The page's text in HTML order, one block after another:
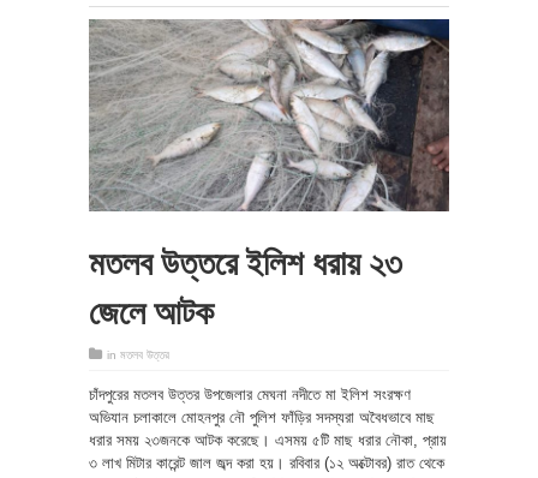
মতলব উত্তরে ইলিশ ধরায় ২৩
জেলে আটক
in মতলব উত্তর
চাঁদপুরের মতলব উত্তর উপজেলার মেঘনা নদীতে মা ইলিশ সংরক্ষণ
অভিযান চলাকালে মোহনপুর নৌ পুলিশ ফাঁড়ির সদস্যরা অবৈধভাবে মাছ
ধরার সময় ২৩জনকে আটক করেছে। এসময় ৫টি মাছ ধরার নৌকা, প্রায়
৩ লাখ মিটার কারেন্ট জাল জব্দ করা হয়। রবিবার (১২ অক্টোবর) রাত থেকে